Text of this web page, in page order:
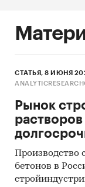
СТАТЬЯ, 8 ИЮНЯ
Рынок
Производство
бетонов в